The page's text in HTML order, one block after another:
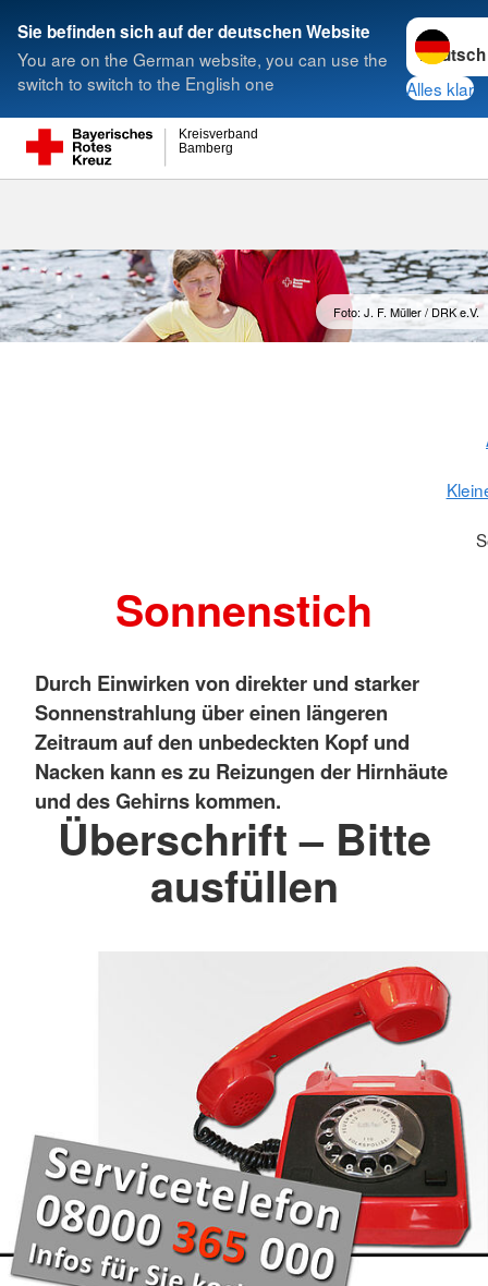
Sie befinden sich auf der deutschen Website
You are on the German website, you can use the
switch to switch to the English one
Sprache
Alles klar
Bamberg
Kreisverband
Suche
Foto: J. F. Müller / DRK e.V.
Sonnenstich
Durch Einwirken von direkter und starker
Sonnenstrahlung über einen längeren
Zeitraum auf den unbedeckten Kopf und
Nacken kann es zu Reizungen der Hirnhäute
und des Gehirns kommen.
Überschrift – Bitte
ausfüllen